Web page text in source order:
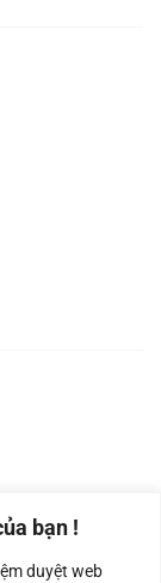
bạn !
duyệt web